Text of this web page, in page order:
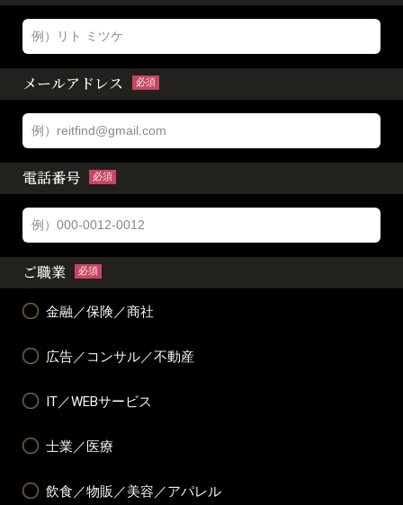
メールアドレス 必須
電話番号 必須
ご職業 必須
金融／保険／商社
広告／コンサル／不動産
IT／WEBサービス
士業／医療
飲食／物販／美容／アパレル